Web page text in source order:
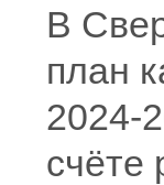
В
план
2024-
счёте